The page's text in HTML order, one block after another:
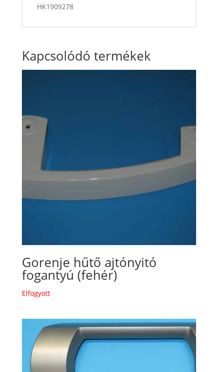
HK1909278
Kapcsolódó termékek
Gorenje hűtő ajtónyitó
fogantyú (fehér)
Elfogyott